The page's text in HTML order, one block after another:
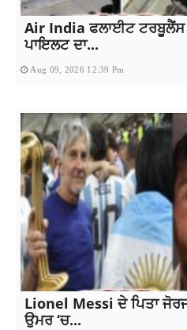
Air India ਫਲਾਈਟ ਟਰਬੂਲੈਂਸ
ਪਾਇਲਟ ਦਾ...
Aug 09, 2026 12:39 Pm
Lionel Messi ਦੇ ਪਿਤਾ
ਉਮਰ ‘ਚ...